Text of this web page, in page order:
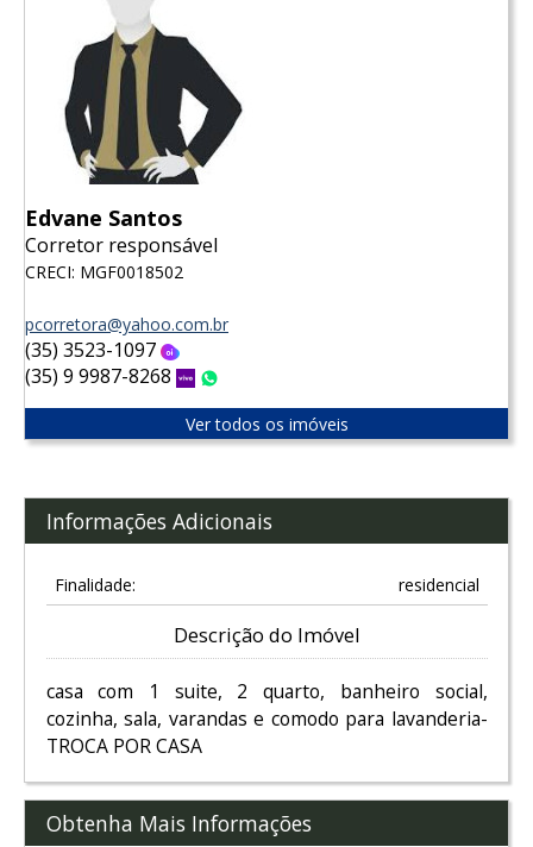
Edvane Santos
Corretor responsável
CRECI: MGF0018502
pcorretora@yahoo.com.br
(35) 3523-1097
(35) 9 9987-8268 Vivo
Ver todos os imóveis
Informações Adicionais
Finalidade: residencial
Descrição do Imóvel
casa com 1 suite, 2 quarto, banheiro social,
cozinha, sala, varandas e comodo para lavanderia-
TROCA POR CASA
Obtenha Mais Informações